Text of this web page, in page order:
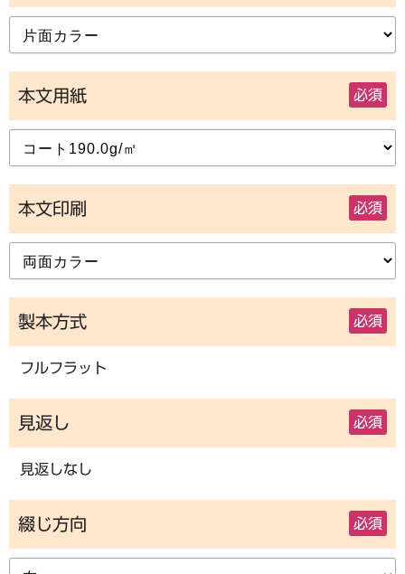
本文用紙 必須
本文印刷 必須
製本方式 必須
フルフラット
見返し 必須
見返しなし
綴じ方向 必須